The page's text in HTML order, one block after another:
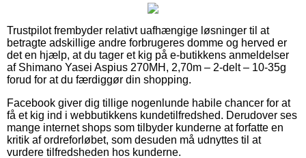
Trustpilot frembyder relativt uafhængige løsninger til at
betragte adskillige andre forbrugeres domme og herved er
det en hjælp, at du tager et kig på e-butikkens anmeldelser
af Shimano Yasei Aspius 270MH, 2,70m – 2-delt – 10-35g
forud for at du færdiggør din shopping.
Facebook giver dig tillige nogenlunde habile chancer for at
få et kig ind i webbutikkens kundetilfredshed. Derudover ses
mange internet shops som tilbyder kunderne at forfatte en
kritik af ordreforløbet, som desuden må udnyttes til at
vurdere tilfredsheden hos kunderne.